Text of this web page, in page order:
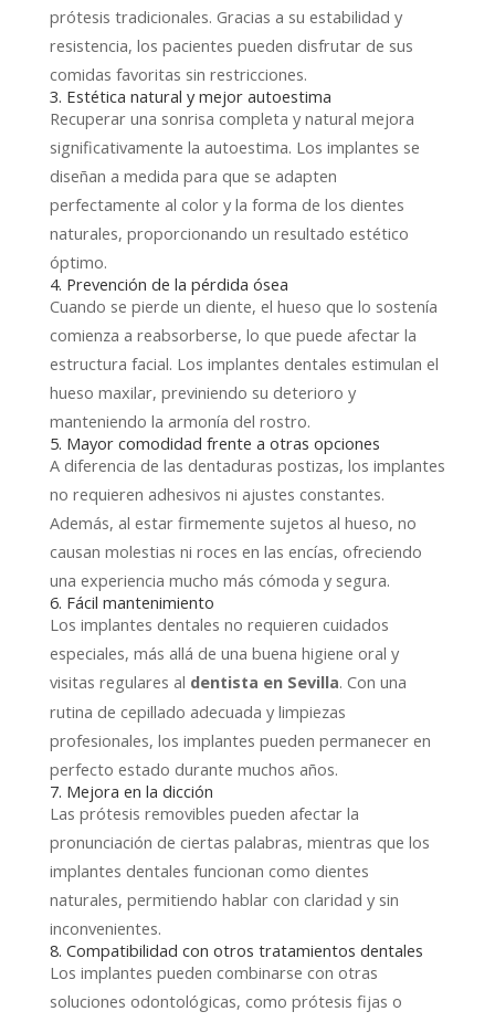
prótesis tradicionales. Gracias a su estabilidad y
resistencia, los pacientes pueden disfrutar de sus
comidas favoritas sin restricciones.
3. Estética natural y mejor autoestima
Recuperar una sonrisa completa y natural mejora
significativamente la autoestima. Los implantes se
diseñan a medida para que se adapten
perfectamente al color y la forma de los dientes
naturales, proporcionando un resultado estético
óptimo.
4. Prevención de la pérdida ósea
Cuando se pierde un diente, el hueso que lo sostenía
comienza a reabsorberse, lo que puede afectar la
estructura facial. Los implantes dentales estimulan el
hueso maxilar, previniendo su deterioro y
manteniendo la armonía del rostro.
5. Mayor comodidad frente a otras opciones
A diferencia de las dentaduras postizas, los implantes
no requieren adhesivos ni ajustes constantes.
Además, al estar firmemente sujetos al hueso, no
causan molestias ni roces en las encías, ofreciendo
una experiencia mucho más cómoda y segura.
6. Fácil mantenimiento
Los implantes dentales no requieren cuidados
especiales, más allá de una buena higiene oral y
visitas regulares al dentista en Sevilla. Con una
rutina de cepillado adecuada y limpiezas
profesionales, los implantes pueden permanecer en
perfecto estado durante muchos años.
7. Mejora en la dicción
Las prótesis removibles pueden afectar la
pronunciación de ciertas palabras, mientras que los
implantes dentales funcionan como dientes
naturales, permitiendo hablar con claridad y sin
inconvenientes.
8. Compatibilidad con otros tratamientos dentales
Los implantes pueden combinarse con otras
soluciones odontológicas, como prótesis fijas o